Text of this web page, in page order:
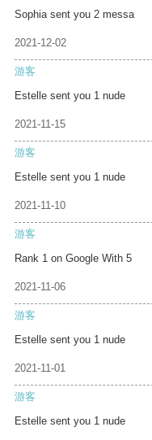
Sophia sent you 2 messa
2021-12-02
游客
Estelle sent you 1 nude
2021-11-15
游客
Estelle sent you 1 nude
2021-11-10
游客
Rank 1 on Google With 5
2021-11-06
游客
Estelle sent you 1 nude
2021-11-01
游客
Estelle sent you 1 nude